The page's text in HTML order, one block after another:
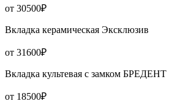
от 30500₽
Вкладка керамическая Эксклюзив
от 31600₽
Вкладка культевая с замком БРЕДЕНТ
от 18500₽